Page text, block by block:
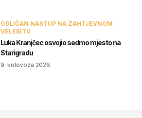
ODLIČAN NASTUP NA ZAHTJEVNOM
VELEBITU
Luka Kranjčec osvojio sedmo mjesto na
Starigradu
9. kolovoza 2026.